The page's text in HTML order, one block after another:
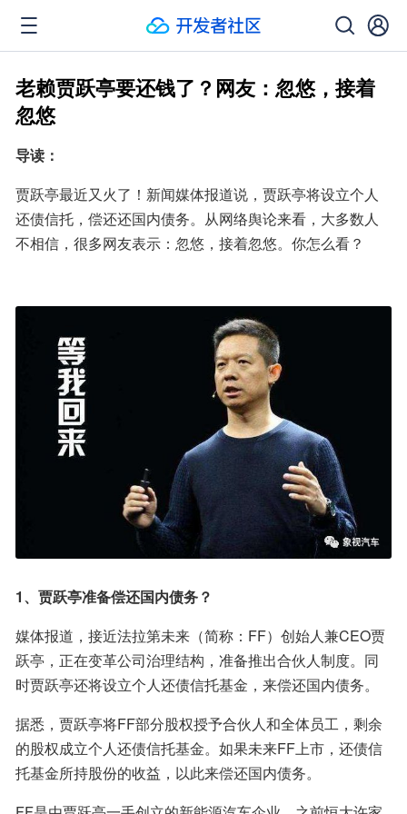
老赖贾跃亭要还钱了？网友：忽悠，接着
忽悠
导读：
贾跃亭最近又火了！新闻媒体报道说，贾跃亭将设立个人
还债信托，偿还还国内债务。从网络舆论来看，大多数人
不相信，很多网友表示：忽悠，接着忽悠。你怎么看？
1、贾跃亭准备偿还国内债务？
媒体报道，接近法拉第未来（简称：FF）创始人兼CEO贾
跃亭，正在变革公司治理结构，准备推出合伙人制度。同
时贾跃亭还将设立个人还债信托基金，来偿还国内债务。
据悉，贾跃亭将FF部分股权授予合伙人和全体员工，剩余
的股权成立个人还债信托基金。如果未来FF上市，还债信
托基金所持股份的收益，以此来偿还国内债务。